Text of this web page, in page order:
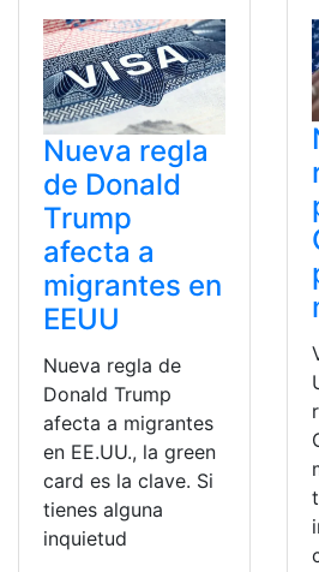
Nueva regla
de Donald
Trump
afecta a
migrantes en
EEUU
Nueva regla de
Donald Trump
afecta a migrantes
en EE.UU., la green
card es la clave. Si
tienes alguna
inquietud